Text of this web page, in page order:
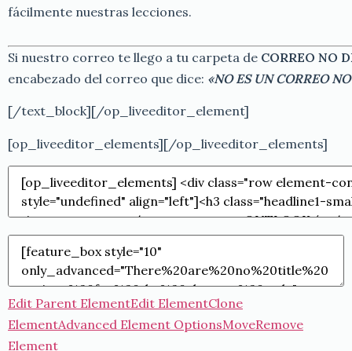
fácilmente nuestras lecciones.
Si nuestro correo te llego a tu carpeta de CORREO NO
encabezado del correo que dice: «NO ES UN CORREO
[/text_block][/op_liveeditor_element]
[op_liveeditor_elements][/op_liveeditor_elements]
Edit Parent ElementEdit ElementClone
ElementAdvanced Element OptionsMoveRemove
Element